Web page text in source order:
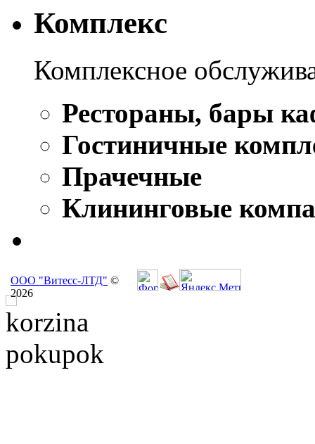
Комплекс
Комплексное
Рестораны, бары
Гостиничные
Прачечные
Клининговые
ООО "Витесс-ЛТД" ©
2026